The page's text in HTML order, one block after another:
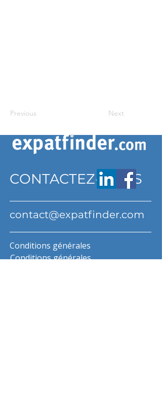
Previous Next
CONTACTEZ-NOUS
contact@expatfinder.com
Conditions générales
Conditions générales